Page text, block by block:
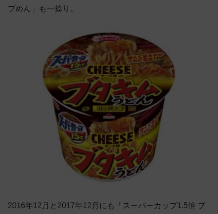
プめん」も一捻り。
2016年12月と2017年12月にも「スーパーカップ1.5倍 ブ